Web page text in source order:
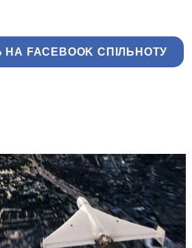
FACEBOOK СПІЛЬНОТУ